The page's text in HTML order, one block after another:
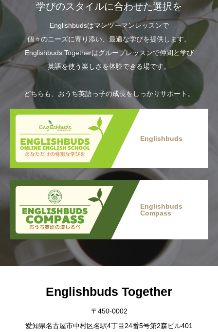
学びのスタイルに合わせた選択を
Englishbudsはマンツーマンレッスンで
個々のニーズに寄り添い、最適な学びを提供します。
Englishbuds Togetherはグループレッスンで仲間と学び
英語を使う楽しさを体験できる場です。
どちらも、おうち英語っ子の成長をしっかりサポート。
Englishbuds
Englishbuds
Compass
Englishbuds Together
〒450-0002
愛知県名古屋市中村区名駅4丁目24番5号第2森ビル401